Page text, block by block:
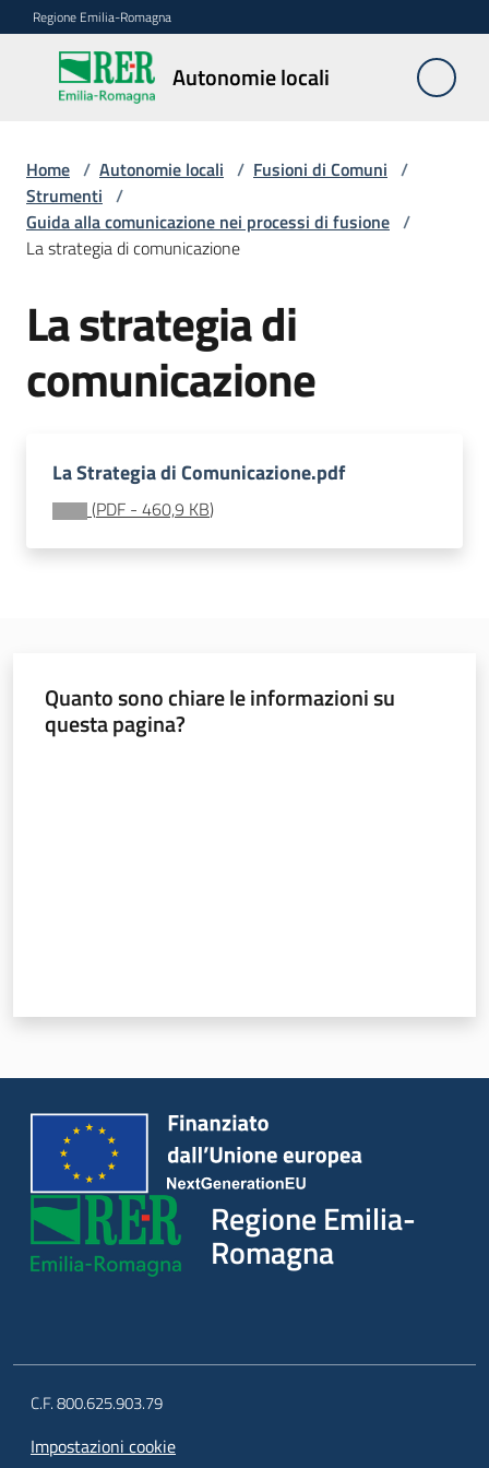
Vai al contenuto
Vai alla navigazione
Vai al footer
Regione Emilia-Romagna
Autonomie locali
Autonomie
locali
Riordino
territoriale
di
Comuni
Fusioni
Menu selezionato
Bilanci
degli
Enti
Leggi Atti Bandi
Argomenti
Home / Autonomie locali / Fusioni di Comuni /
Strumenti /
Guida alla comunicazione nei processi di fusione /
La strategia di comunicazione
La strategia di
comunicazione
La Strategia di Comunicazione.pdf
(PDF - 460,9 KB)
Quanto sono chiare le informazioni su
questa pagina?
Regione Emilia-
Romagna
C.F. 800.625.903.79
Impostazioni cookie